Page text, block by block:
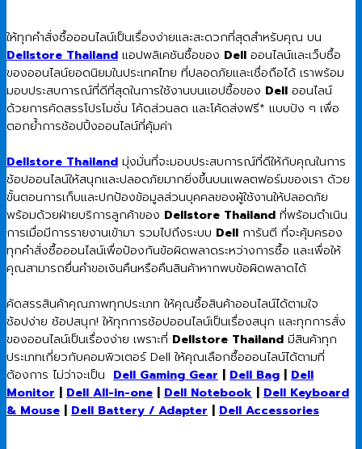
ให้ทุกคำสั่งซื้อออนไลน์เป็นเรื่องง่ายและสะดวกที่สุดสำหรับคุณ บน
Dellstore Thailand แอปพลิเคชันซื้อของ Dell ออนไลน์และเว็บซื้อ
ของออนไลน์ยอดนิยมในประเทศไทย ที่ปลอดภัยและเชื่อถือได้ เราพร้อม
มอบประสบการณ์ที่ดีที่สุดในการใช้งานบนแอปซื้อของ Dell ออนไลน์
ด้วยการคัดสรรโปรโมชั่น โค้ดส่วนลด และโค้ดส่งฟรี* แบบปัง ๆ เพื่อ
ตอกย้ำการช้อปปิ้งออนไลน์ที่คุ้มค่า
Dellstore Thailand มุ่งมั่นที่จะมอบประสบการณ์ที่ดีให้กับคุณในการ
ช้อปออนไลน์ให้สนุกและปลอดภัยมากยิ่งขึ้นบนแพลตฟอร์มของเรา ด้วย
ขั้นตอนการเก็บและปกป้องข้อมูลส่วนบุคคลของผู้ใช้งานให้ปลอดภัย
พร้อมด้วยฝ่ายบริการลูกค้าของ Dellstore Thailand ที่พร้อมดำเนิน
การเมื่อมีการรายงานเข้ามา รวมไปถึงระบบ Dell การันตี ที่จะคุ้มครอง
ทุกคำสั่งซื้อออนไลน์เพื่อป้องกันข้อผิดพลาดระหว่างการซื้อ และเพื่อให้
คุณสามารถยื่นคำขอเงินคืนหรือคืนสินค้าหากพบข้อผิดพลาดได้
คัดสรรสินค้าคุณภาพทุกประเภท ให้คุณซื้อสินค้าออนไลน์ได้ตามใจ
ช้อปง่าย ช้อปสนุก! ให้ทุกการช้อปออนไลน์เป็นเรื่องสนุก และทุกการสั่ง
ของออนไลน์เป็นเรื่องง่าย เพราะที่ Dellstore Thailand มีสินค้าทุก
ประเภทเกี่ยวกับคอมพิวเตอร์ Dell ให้คุณเลือกซื้อออนไลน์ได้ตามที่
ต้องการ ไม่ว่าจะเป็น Dell Gaming Gear | Dell Bag | Dell
Monitor | Dell All-in-one | Dell Notebook | Dell Keyboard
& Mouse | Dell Battery / Adapter | Dell Accessories